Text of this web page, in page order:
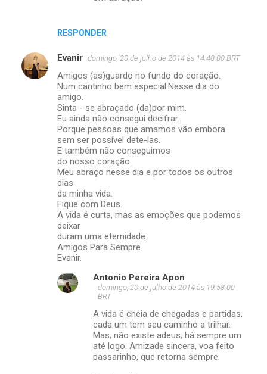
RESPONDER
Evanir domingo, 20 de julho de 2014 às 14:48:00 BRT
Amigos (as)guardo no fundo do coração.
Num cantinho bem especial.Nesse dia do
amigo.
Sinta - se abraçado (da)por mim.
Eu ainda não consegui decifrar..
Porque pessoas que amamos vão embora
sem ser possível dete-las.
E também não conseguimos
do nosso coração.
Meu abraço nesse dia e por todos os outros
dias
da minha vida.
Fique com Deus.
A vida é curta, mas as emoções que podemos
deixar
duram uma eternidade.
Amigos Para Sempre.
Evanir.
Antonio Pereira Apon
domingo, 20 de julho de 2014 às 19:58:00
BRT
A vida é cheia de chegadas e partidas,
cada um tem seu caminho a trilhar.
Mas, não existe adeus, há sempre um
até logo. Amizade sincera, voa feito
passarinho, que retorna sempre.